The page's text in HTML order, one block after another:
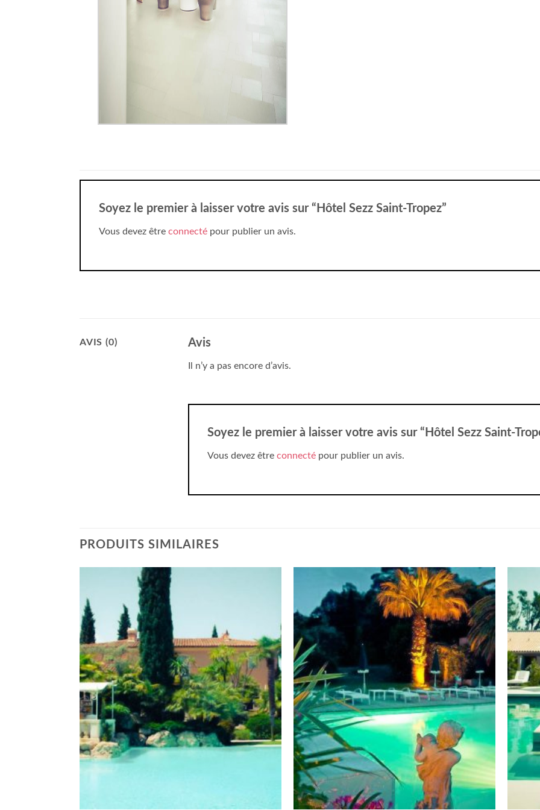
Soyez le premier à laisser votre avis sur “Hôtel Sezz Saint-Tropez”
Vous devez être connecté pour publier un avis.
AVIS (0) Avis
Il n’y a pas encore d’avis.
Soyez le premier à laisser votre avis sur “Hôtel Sezz Saint-
Vous devez être connecté pour publier un avis.
PRODUITS SIMILAIRES